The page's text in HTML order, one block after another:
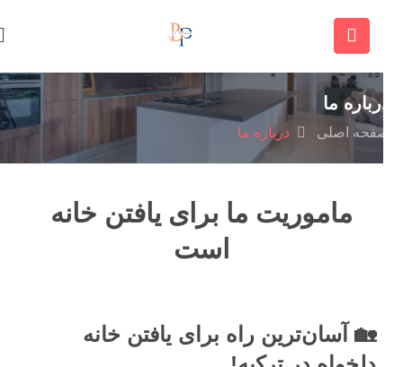
ما
اصلی درباره ما
ماموریت ما برای یافتن خانه
است
🏡آسان‌ترینراه براییافتنخانه